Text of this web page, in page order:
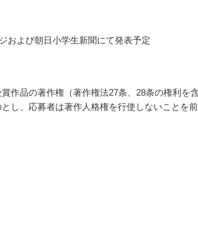
および朝日小学生新聞にて発表予定
作品の著作権（著作権法27条、28条の権利を含
し、応募者は著作人格権を行使しないことを